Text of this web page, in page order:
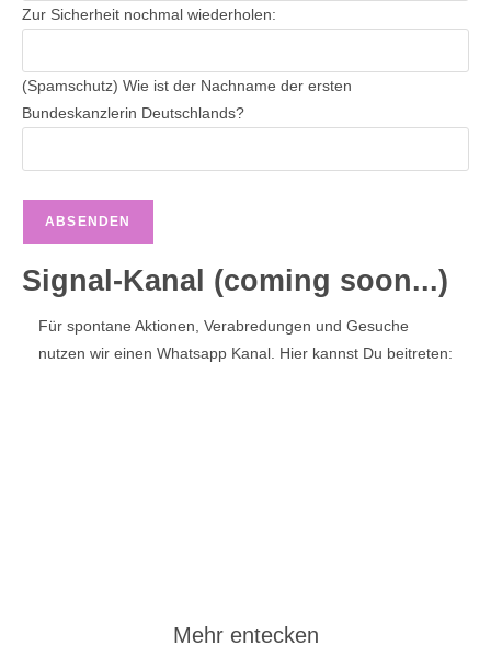
Zur Sicherheit nochmal wiederholen:
(Spamschutz) Wie ist der Nachname der ersten
Bundeskanzlerin Deutschlands?
Signal-Kanal (coming soon...)
Für spontane Aktionen, Verabredungen und Gesuche
nutzen wir einen Whatsapp Kanal. Hier kannst Du beitreten:
Mehr entecken